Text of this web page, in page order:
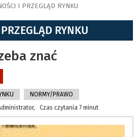
I PRZEGLĄD RYNKU
RYNKU
znać
NORMY/PRAWO
Czas czytania 7 minut